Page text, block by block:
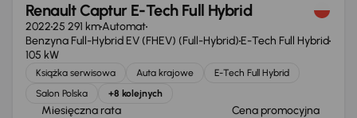
Renault Captur E-Tech Full Hybrid
202225 291 kmAutomat
Benzyna Full-Hybrid EV (FHEV) (Full-Hybrid) E-Tech Full Hybrid
105 kW
Książka serwisowa Auta krajowe
E-Tech Full Hybrid
Salon Polska
+8 kolejnych
Miesięczna rata Cena promocyjna